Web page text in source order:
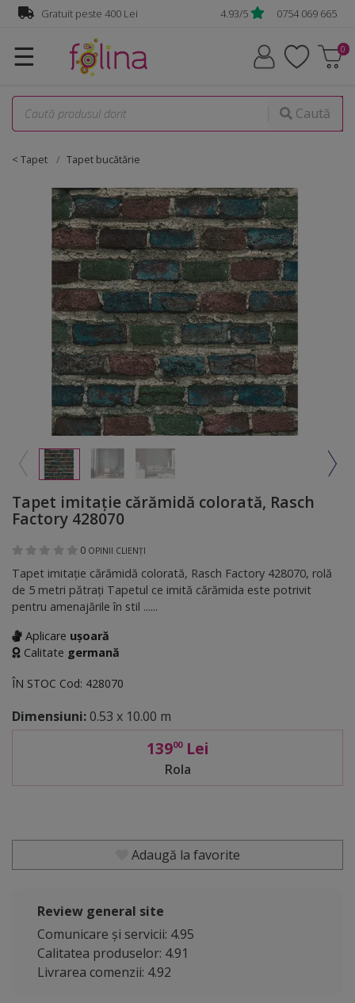
Gratuit peste 400 Lei 4.93/5 0754 069 665
☰
Caută
< Tapet Tapet bucătărie
Tapet imitaţie cărămidă colorată, Rasch
Factory 428070
0 OPINII CLIENȚI
Tapet imitaţie cărămidă colorată, Rasch Factory 428070, rolă
de 5 metri pătraţi Tapetul ce imită cărămida este potrivit
pentru amenajările în stil ......
Aplicare ușoară
Calitate germană
ÎN STOC Cod: 428070
Dimensiuni:0.53 x 10.00 m
13900Lei
Rola
Adaugă la favorite
Review general site
Comunicare și servicii: 4.95
Calitatea produselor: 4.91
Livrarea comenzii: 4.92